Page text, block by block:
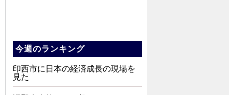
今週のランキング
印西市に日本の経済成長の現場を
見た